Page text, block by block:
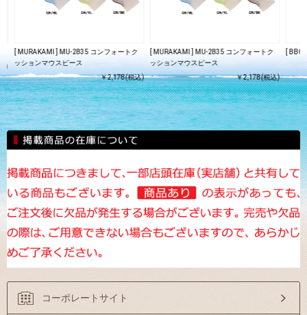
)
[ MURAKAMI ] MU-2835 コンフォートク
ッションマウスピース
￥2,178(税込)
[ MURAKAMI ] MU-2835 コンフォートク
ッションマウスピース
￥2,178(税込)
[
コーポレートサイト